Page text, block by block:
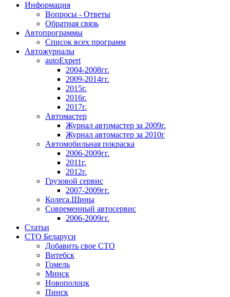
Информация
Вопросы - Ответы
Обратная связь
Автопрограммы
Список всех программ
Автожурналы
autoExpert
2004-2008гг.
2009-2014гг.
2015г.
2016г.
2017г.
Автомастер
Журнал автомастер за 2009г.
Журнал автомастер за 2010г
Автомобильная покраска
2006-2009гг.
2011г.
2012г.
Грузовой сервис
2007-2009гг.
Колеса.Шины
Современный автосервис
2006-2009гг.
Статьи
СТО Беларуси
Добавить свое СТО
Витебск
Гомель
Минск
Новополоцк
Пинск